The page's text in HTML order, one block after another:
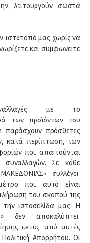
λειτουργούν σωστά
ιστότοπό μας χωρίς να
και συμφωνείτε
με το
των προϊόντων του
παράσχουν πρόσθετες
κατά περίπτωση, των
που απαιτούνται
Σε κάθε
συλλέγει
που αυτό είναι
του σκοπού της
ιστοσελίδα μας. Η
δεν αποκαλύπτει
εκτός από αυτές
Απορρήτου. Οι